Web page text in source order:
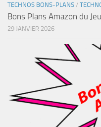
TECHNOS BONS-PLANS /
Bons Plans Amazon du
29 JANVIER 2026